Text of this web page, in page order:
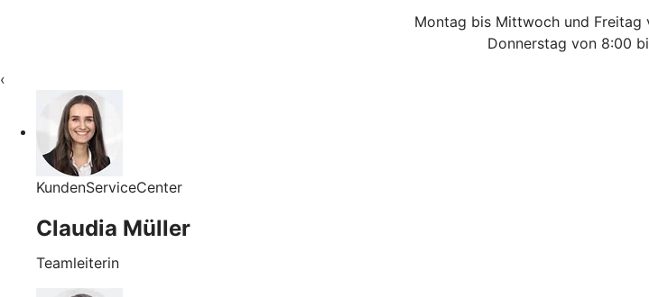
Montag bis Mittwoch und Freitag
Donnerstag von 8:00
‹
KundenServiceCenter
Claudia Müller
Teamleiterin